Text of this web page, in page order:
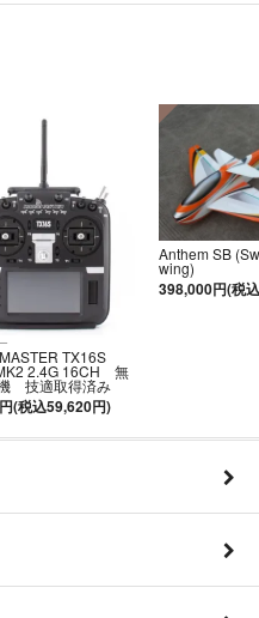
TX16S
2.4G 16CH 無
技適取得済み
(税込59,620円)
Anthem SB
wing)
398,000円(税